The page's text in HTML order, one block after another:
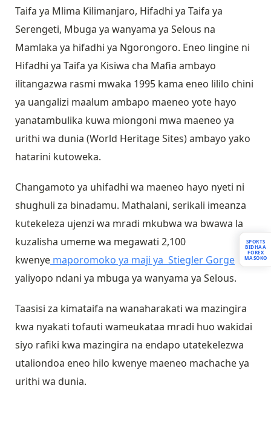
Taifa ya Mlima Kilimanjaro, Hifadhi ya Taifa ya
Serengeti, Mbuga ya wanyama ya Selous na
Mamlaka ya hifadhi ya Ngorongoro. Eneo lingine ni
Hifadhi ya Taifa ya Kisiwa cha Mafia ambayo
ilitangazwa rasmi mwaka 1995 kama eneo lililo chini
ya uangalizi maalum ambapo maeneo yote hayo
yanatambulika kuwa miongoni mwa maeneo ya
urithi wa dunia (World Heritage Sites) ambayo yako
hatarini kutoweka.
Changamoto ya uhifadhi wa maeneo hayo nyeti ni
shughuli za binadamu. Mathalani, serikali imeanza
kutekeleza ujenzi wa mradi mkubwa wa bwawa la
kuzalisha umeme wa megawati 2,100
kwenye maporomoko ya maji ya Stiegler Gorge
yaliyopo ndani ya mbuga ya wanyama ya Selous.
Taasisi za kimataifa na wanaharakati wa mazingira
kwa nyakati tofauti wameukataa mradi huo wakidai
siyo rafiki kwa mazingira na endapo utatekelezwa
utaliondoa eneo hilo kwenye maeneo machache ya
urithi wa dunia.
SPORTS
BIDHAA
FOREX
MASOKO